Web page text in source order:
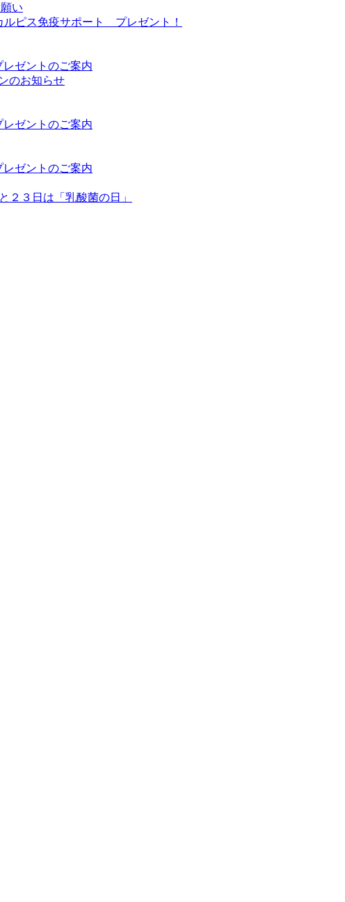
い
ルピス免疫サポート プレゼント！
ゼントのご案内
のお知らせ
ゼントのご案内
ゼントのご案内
２３日は「乳酸菌の日」